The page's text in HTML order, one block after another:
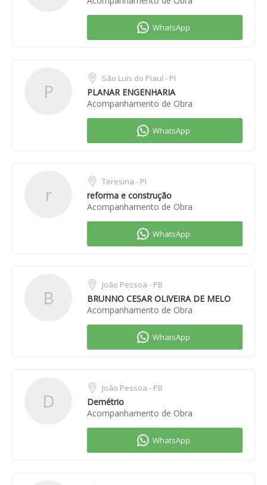
P
São Luis do Piauí - PI
PLANAR ENGENHARIA
Acompanhamento de Obra
r
Teresina - PI
reforma e construção
Acompanhamento de Obra
B
João Pessoa - PB
BRUNNO CESAR OLIVEIRA DE MELO
Acompanhamento de Obra
D
João Pessoa - PB
Demétrio
Acompanhamento de Obra